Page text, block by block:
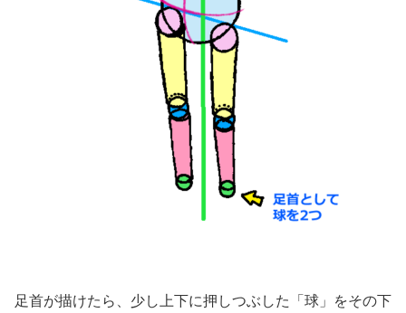
足首が描けたら、少し上下に押しつぶした「球」をその下